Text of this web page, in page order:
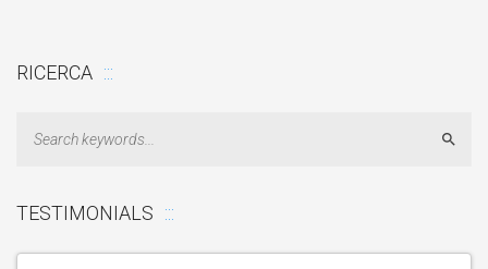
RICERCA
TESTIMONIALS